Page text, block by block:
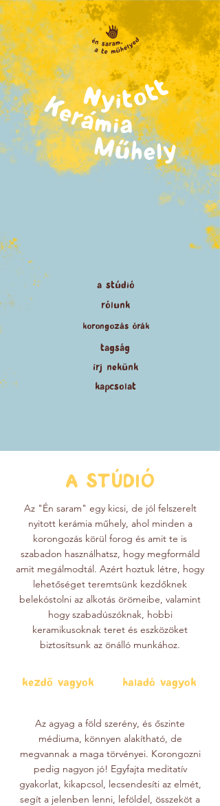
a stúdió
rólunk
korongozás órák
tagság
írj nekünk
kapcsolat
A STÚDIÓ
Az "Én saram" egy kicsi, de jól felszerelt
nyitott kerámia műhely, ahol minden a
korongozás körül forog és amit te is
szabadon használhatsz, hogy megformáld
amit megálmodtál. Azért hoztuk létre, hogy
lehetőséget teremtsünk kezdőknek
belekóstolni az alkotás örömeibe, valamint
hogy szabadúszóknak, hobbi
keramikusoknak teret és eszközöket
biztosítsunk az önálló munkához.
kezdő vagyok haladó vagyok
Az agyag a föld szerény, és őszinte
médiuma, könnyen alakítható, de
megvannak a maga törvényei. Korongozni
pedig nagyon jó! Egyfajta meditatív
gyakorlat, kikapcsol, lecsendesíti az elmét,
segít a jelenben lenni, leföldel, összeköt a